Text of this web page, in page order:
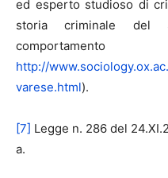
ed esperto studioso di
storia criminale del
http://
varese.html).
[7] Legge n. 286 del
a.